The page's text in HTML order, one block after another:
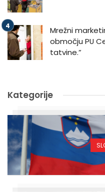
Mrežni
območju PU
tatvine.”
Kategorije